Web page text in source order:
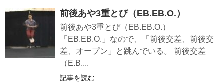
前後あや3重とび（EB.EB.O.）
前後あや3重とび（EB.EB.O.）
「EB.EB.O.」なので、「前後交差、前後交
差、オープン」と跳んでいる。 前後交差
（E.B....
記事を読む